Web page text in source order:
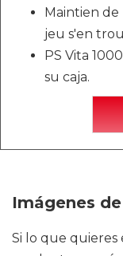
Maintien de
jeu s'en
PS Vita
su caja.
Imágenes
Si lo que quieres